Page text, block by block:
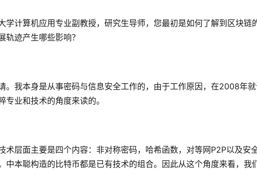
学计算机应用专业副教授，研究生导师，您最初是如何了解到区块链
轨迹产生哪些影响？
。我本身是从事密码与信息安全工作的，由于工作原因，在2008年
业和技术的角度来读的。
术层面主要是四个内容：非对称密码，哈希函数，对等网P2P以及安
中本聪构造的比特币都是已有技术的组合。因此从这个角度来看，我